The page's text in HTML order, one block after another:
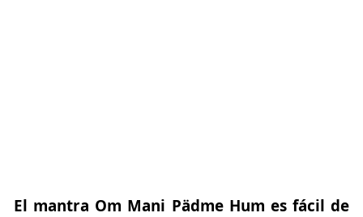
El mantra Om Mani Pädme Hum es fácil de